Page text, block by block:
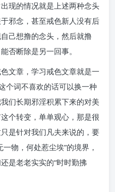
现的情况就是上述两种念头
邪念，甚至戒色新人没有后
己想撸的念头，然后就撸
否断除是另一回事。
文章，学习戒色文章就是一
个词不喜欢的话可以换一种
们长期邪淫积累下来的对美
个转变，单单观心，那是很
是针对我们凡夫来说的，要
物，何处惹尘埃”的境界，
是老老实实的“时时勤拂